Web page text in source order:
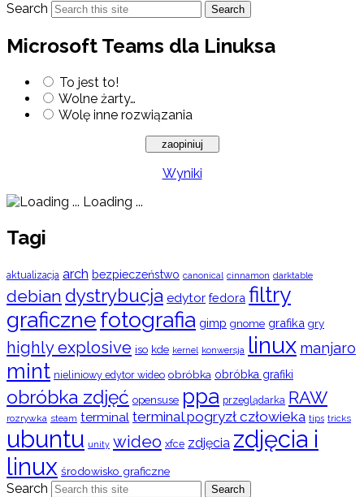
Search
Search
Microsoft Teams dla Linuksa
To jest to!
Wolne żarty…
Wolę inne rozwiązania
Wyniki
Loading ...
Tagi
aktualizacja arch bezpieczeństwo canonical cinnamon darktable
debian dystrybucja edytor fedora filtry
graficznefotografia gimp gnome grafika gry
highly explosive iso kde kernel konwersja linux manjaro
mint nieliniowy edytor wideo obróbka obróbka grafiki
obróbka zdjęć opensuse ppa przeglądarka RAW
rozrywka steam terminal terminal pogryzł człowieka tips tricks
ubuntu unity wideo xfce zdjęcia zdjęcia i
linux środowisko graficzne
Search Search